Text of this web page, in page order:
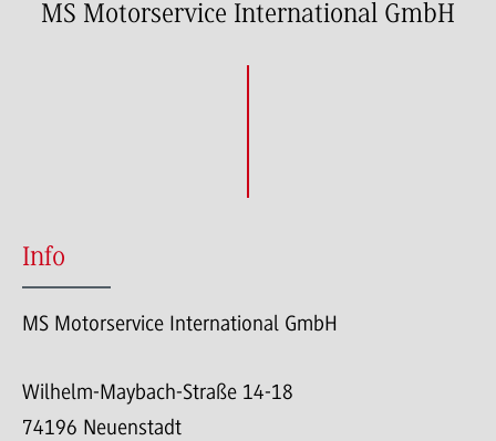
MS Motorservice International GmbH
Info
MS Motorservice International GmbH
Wilhelm-Maybach-Straße 14-18
74196 Neuenstadt